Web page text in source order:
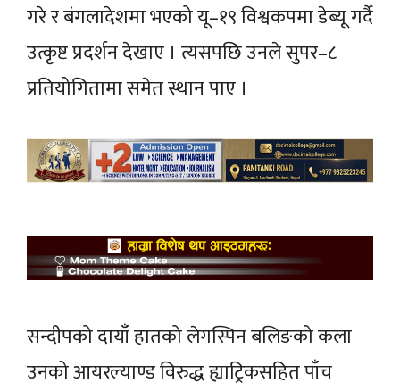
गरे र बंगलादेशमा भएको यू–१९ विश्वकपमा डेब्यू गर्दै
उत्कृष्ट प्रदर्शन देखाए । त्यसपछि उनले सुपर–८
प्रतियोगितामा समेत स्थान पाए ।
सन्दीपको दायाँ हातको लेगस्पिन बलिङको कला
उनको आयरल्याण्ड विरुद्ध ह्याट्रिकसहित पाँच